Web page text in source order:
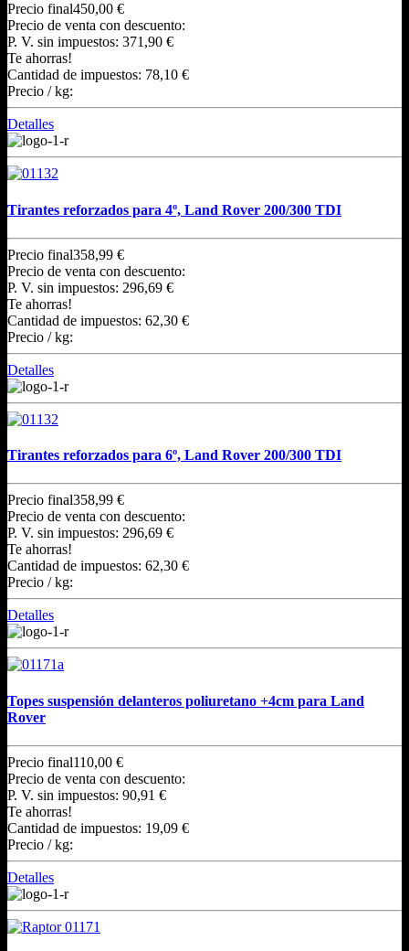
Precio final450,00 €
Precio de venta con descuento:
P. V. sin impuestos: 371,90 €
Te ahorras!
Cantidad de impuestos: 78,10 €
Precio / kg:
Detalles
Tirantes reforzados para 4º, Land Rover 200/300 TDI
Precio final358,99 €
Precio de venta con descuento:
P. V. sin impuestos: 296,69 €
Te ahorras!
Cantidad de impuestos: 62,30 €
Precio / kg:
Detalles
Tirantes reforzados para 6º, Land Rover 200/300 TDI
Precio final358,99 €
Precio de venta con descuento:
P. V. sin impuestos: 296,69 €
Te ahorras!
Cantidad de impuestos: 62,30 €
Precio / kg:
Detalles
Topes suspensión delanteros poliuretano +4cm para Land
Rover
Precio final110,00 €
Precio de venta con descuento:
P. V. sin impuestos: 90,91 €
Te ahorras!
Cantidad de impuestos: 19,09 €
Precio / kg:
Detalles